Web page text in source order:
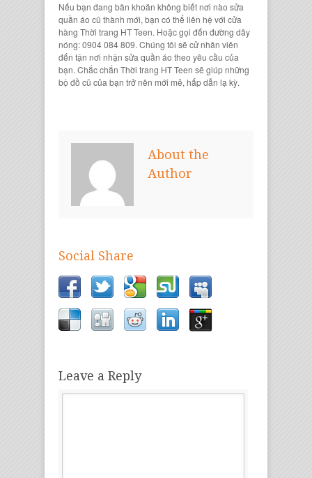
Nếu bạn đang băn khoăn không biết nơi nào sửa
quần áo cũ thành mới, bạn có thể liên hệ với cửa
hàng Thời trang HT Teen. Hoặc gọi đến đường dây
nóng:0904 084 809. Chúng tôi sẽ cử nhân viên
đến tận nơi nhận sửa quần áo theo yêu cầu của
bạn. Chắc chắn Thời trang HT Teen sẽ giúp những
bộ đồ cũ của bạn trở nên mới mẻ, hấp dẫn lạ kỳ.
About the
Author
Social Share
Leave a Reply